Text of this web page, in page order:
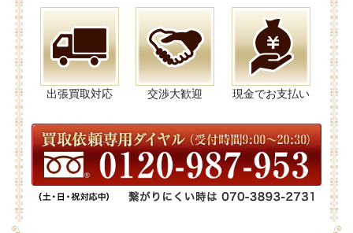
出張買取対応 交渉大歓迎 現金でお支払い